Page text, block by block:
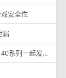
安全性
漏
列一起发布